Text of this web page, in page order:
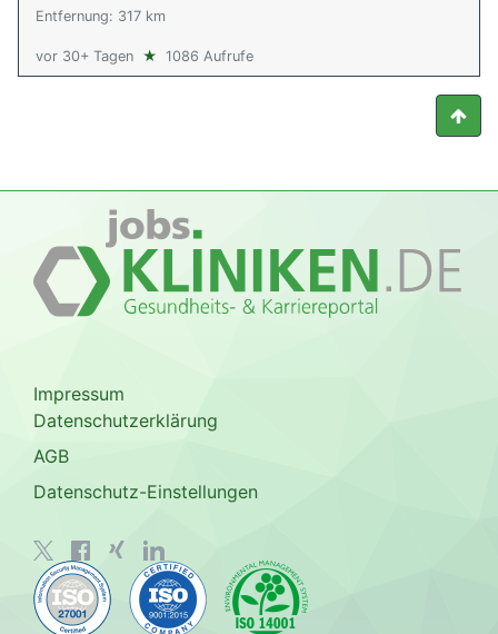
Entfernung: 317 km
vor 30+ Tagen ★ 1086 Aufrufe
Impressum
Datenschutzerklärung
AGB
Datenschutz-Einstellungen